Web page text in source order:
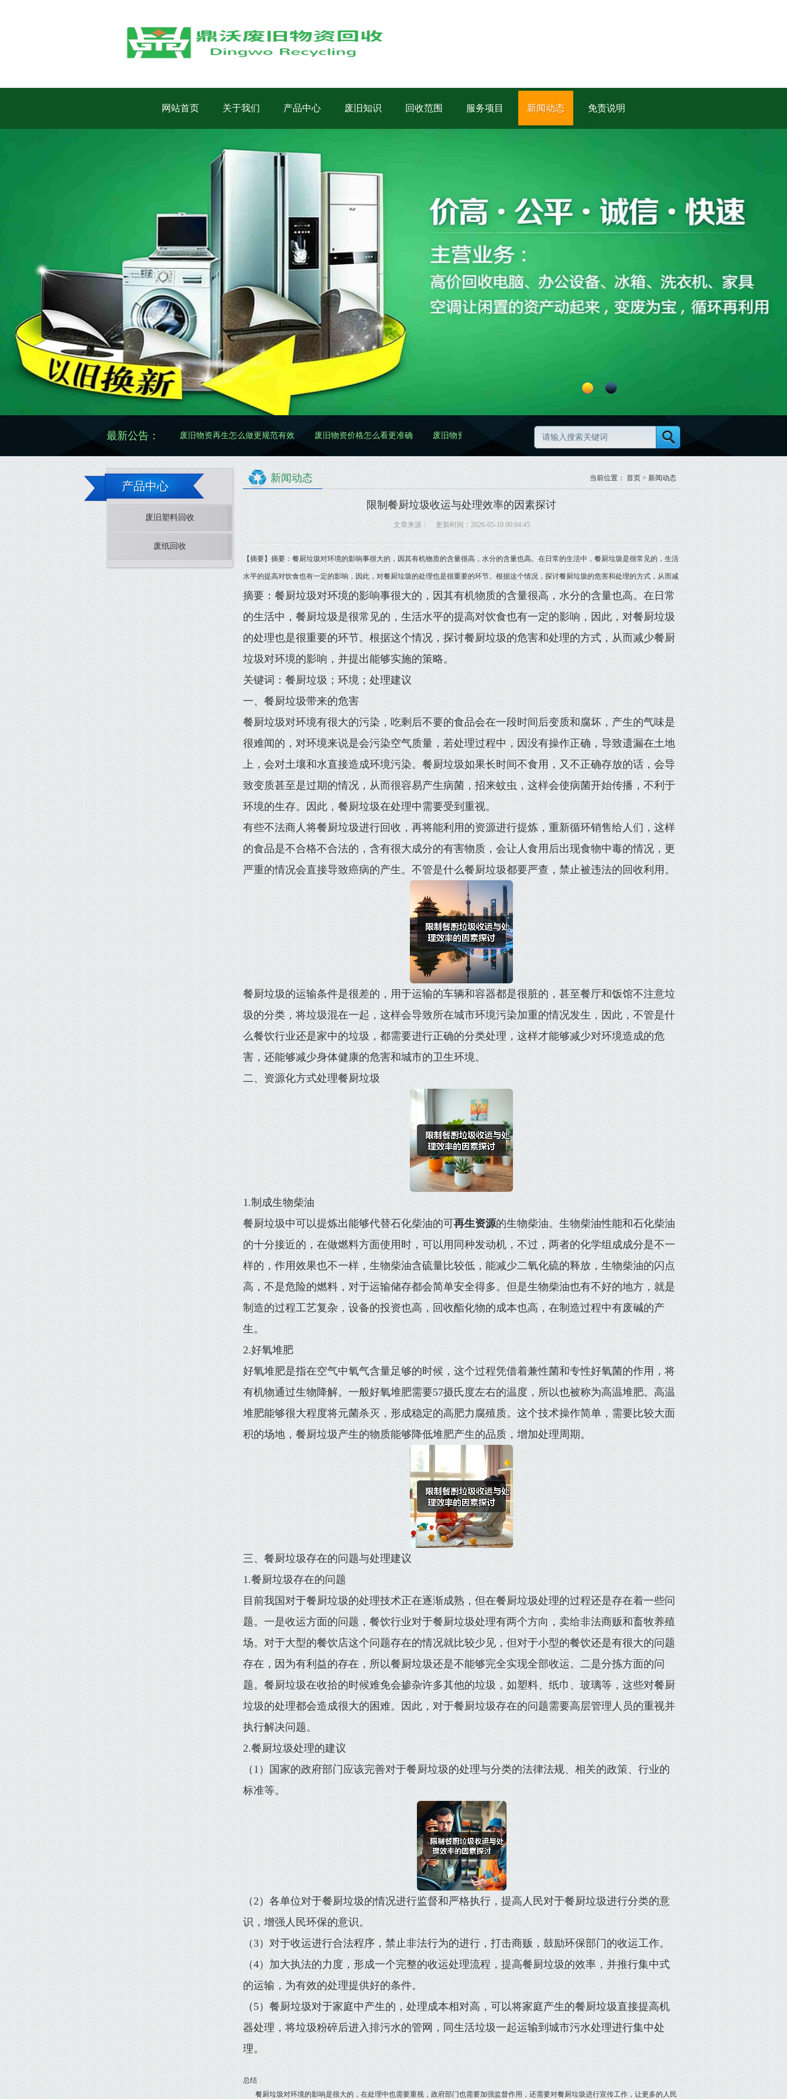
网站首页 关于我们 产品中心 废旧知识 回收范围 服务项目 新闻动态 免责说明
最新公告：废旧物资再生怎么做更规范有效 废旧物资价格怎么看更准确 废旧物资处置怎么做更规范 废旧物资清理怎么做更高效更规范 废旧物资分类怎么做更规范
产品中心
废旧塑料回收
废纸回收
新闻动态 当前位置： 首页 > 新闻动态
限制餐厨垃圾收运与处理效率的因素探讨
文章来源： 更新时间：2026-05-10 00:04:45
【摘要】摘要：餐厨垃圾对环境的影响事很大的，因其有机物质的含量很高，水分的含量也高。在日常的生活中，餐厨垃圾是很常见的，生活
水平的提高对饮食也有一定的影响，因此，对餐厨垃圾的处理也是很重要的环节。根据这个情况，探讨餐厨垃圾的危害和处理的方式，从而减
摘要：餐厨垃圾对环境的影响事很大的，因其有机物质的含量很高，水分的含量也高。在日常
的生活中，餐厨垃圾是很常见的，生活水平的提高对饮食也有一定的影响，因此，对餐厨垃圾
的处理也是很重要的环节。根据这个情况，探讨餐厨垃圾的危害和处理的方式，从而减少餐厨
垃圾对环境的影响，并提出能够实施的策略。
关键词：餐厨垃圾；环境；处理建议
一、餐厨垃圾带来的危害
餐厨垃圾对环境有很大的污染，吃剩后不要的食品会在一段时间后变质和腐坏，产生的气味是
很难闻的，对环境来说是会污染空气质量，若处理过程中，因没有操作正确，导致遗漏在土地
上，会对土壤和水直接造成环境污染。餐厨垃圾如果长时间不食用，又不正确存放的话，会导
致变质甚至是过期的情况，从而很容易产生病菌，招来蚊虫，这样会使病菌开始传播，不利于
环境的生存。因此，餐厨垃圾在处理中需要受到重视。
有些不法商人将餐厨垃圾进行回收，再将能利用的资源进行提炼，重新循环销售给人们，这样
的食品是不合格不合法的，含有很大成分的有害物质，会让人食用后出现食物中毒的情况，更
严重的情况会直接导致癌病的产生。不管是什么餐厨垃圾都要严查，禁止被违法的回收利用。
餐厨垃圾的运输条件是很差的，用于运输的车辆和容器都是很脏的，甚至餐厅和饭馆不注意垃
圾的分类，将垃圾混在一起，这样会导致所在城市环境污染加重的情况发生，因此，不管是什
么餐饮行业还是家中的垃圾，都需要进行正确的分类处理，这样才能够减少对环境造成的危
害，还能够减少身体健康的危害和城市的卫生环境。
二、资源化方式处理餐厨垃圾
1.制成生物柴油
餐厨垃圾中可以提炼出能够代替石化柴油的可再生资源的生物柴油。生物柴油性能和石化柴油
的十分接近的，在做燃料方面使用时，可以用同种发动机，不过，两者的化学组成成分是不一
样的，作用效果也不一样，生物柴油含硫量比较低，能减少二氧化硫的释放，生物柴油的闪点
高，不是危险的燃料，对于运输储存都会简单安全得多。但是生物柴油也有不好的地方，就是
制造的过程工艺复杂，设备的投资也高，回收酯化物的成本也高，在制造过程中有废碱的产
生。
2.好氧堆肥
好氧堆肥是指在空气中氧气含量足够的时候，这个过程凭借着兼性菌和专性好氧菌的作用，将
有机物通过生物降解。一般好氧堆肥需要57摄氏度左右的温度，所以也被称为高温堆肥。高温
堆肥能够很大程度将元菌杀灭，形成稳定的高肥力腐殖质。这个技术操作简单，需要比较大面
积的场地，餐厨垃圾产生的物质能够降低堆肥产生的品质，增加处理周期。
三、餐厨垃圾存在的问题与处理建议
1.餐厨垃圾存在的问题
目前我国对于餐厨垃圾的处理技术正在逐渐成熟，但在餐厨垃圾处理的过程还是存在着一些问
题。一是收运方面的问题，餐饮行业对于餐厨垃圾处理有两个方向，卖给非法商贩和畜牧养殖
场。对于大型的餐饮店这个问题存在的情况就比较少见，但对于小型的餐饮还是有很大的问题
存在，因为有利益的存在，所以餐厨垃圾还是不能够完全实现全部收运。二是分拣方面的问
题。餐厨垃圾在收拾的时候难免会掺杂许多其他的垃圾，如塑料、纸巾、玻璃等，这些对餐厨
垃圾的处理都会造成很大的困难。因此，对于餐厨垃圾存在的问题需要高层管理人员的重视并
执行解决问题。
2.餐厨垃圾处理的建议
（1）国家的政府部门应该完善对于餐厨垃圾的处理与分类的法律法规、相关的政策、行业的
标准等。
（2）各单位对于餐厨垃圾的情况进行监督和严格执行，提高人民对于餐厨垃圾进行分类的意
识，增强人民环保的意识。
（3）对于收运进行合法程序，禁止非法行为的进行，打击商贩，鼓励环保部门的收运工作。
（4）加大执法的力度，形成一个完整的收运处理流程，提高餐厨垃圾的效率，并推行集中式
的运输，为有效的处理提供好的条件。
（5）餐厨垃圾对于家庭中产生的，处理成本相对高，可以将家庭产生的餐厨垃圾直接提高机
器处理，将垃圾粉碎后进入排污水的管网，同生活垃圾一起运输到城市污水处理进行集中处
理。
总结
餐厨垃圾对环境的影响是很大的，在处理中也需要重视，政府部门也需要加强监督作用，还需要对餐厨垃圾进行宣传工作，让更多的人民